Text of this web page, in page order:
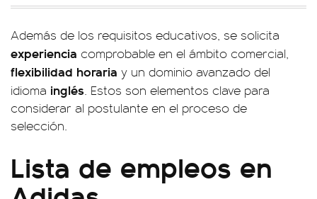
Además de los requisitos educativos, se solicita
experiencia comprobable en el ámbito comercial,
flexibilidad horaria y un dominio avanzado del
idioma inglés. Estos son elementos clave para
considerar al postulante en el proceso de
selección.
Lista de empleos en